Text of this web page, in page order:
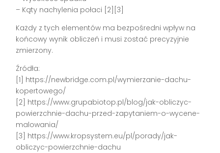
– Kąty nachylenia połaci [2][3]
Każdy z tych elementów ma bezpośredni wpływ na
końcowy wynik obliczeń i musi zostać precyzyjnie
zmierzony.
Źródła:
[1] https://newbridge.com.pl/wymierzanie-dachu-
kopertowego/
[2] https://www.grupabiotop.pl/blog/jak-obliczyc-
powierzchnie-dachu-przed-zapytaniem-o-wycene-
malowania/
[3] https://www.kropsystem.eu/pl/porady/jak-
obliczyc-powierzchnie-dachu